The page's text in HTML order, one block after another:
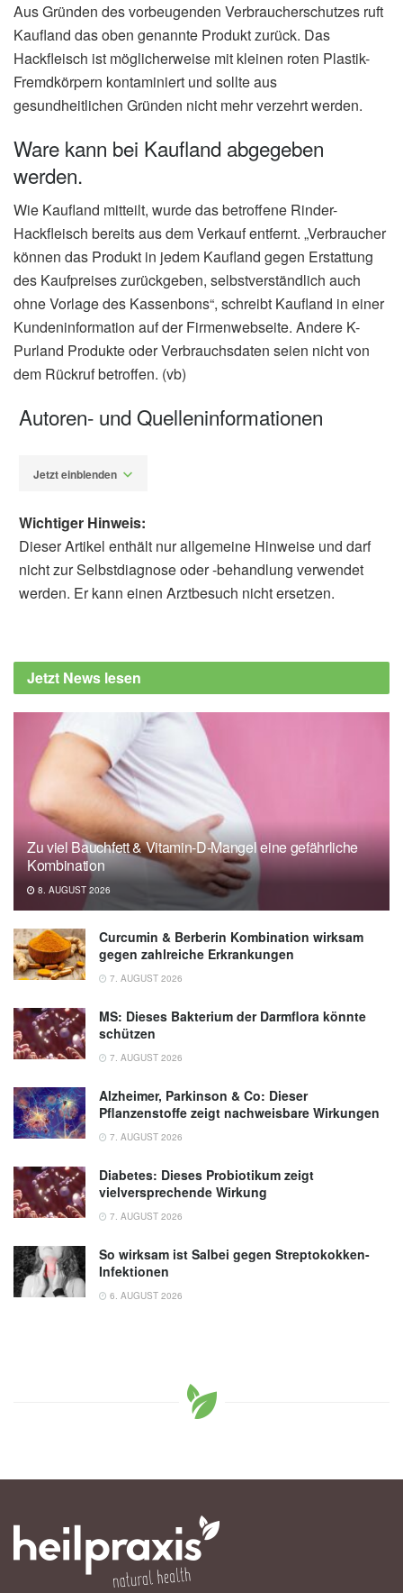
Aus Gründen des vorbeugenden Verbraucherschutzes ruft
Kaufland das oben genannte Produkt zurück. Das
Hackfleisch ist möglicherweise mit kleinen roten Plastik-
Fremdkörpern kontaminiert und sollte aus
gesundheitlichen Gründen nicht mehr verzehrt werden.
Ware kann bei Kaufland abgegeben
werden.
Wie Kaufland mitteilt, wurde das betroffene Rinder-
Hackfleisch bereits aus dem Verkauf entfernt. „Verbraucher
können das Produkt in jedem Kaufland gegen Erstattung
des Kaufpreises zurückgeben, selbstverständlich auch
ohne Vorlage des Kassenbons“, schreibt Kaufland in einer
Kundeninformation auf der Firmenwebseite. Andere K-
Purland Produkte oder Verbrauchsdaten seien nicht von
dem Rückruf betroffen. (vb)
Autoren- und Quelleninformationen
Jetzt einblenden
Hackfleisch 300 g, 500 g, 1000 g (Abruf:
29.06.2019),
Bundesamt für Verbraucherschutz und
Lebensmittelsicherheit: K-Purland Rinder-
Hackfleisch vom Simmentaler Rind (Abruf:
29.06.2019), lebensmittelwarnung.de
Wichtiger Hinweis:
Dieser Artikel enthält nur allgemeine Hinweise und darf
nicht zur Selbstdiagnose oder -behandlung verwendet
werden. Er kann einen Arztbesuch nicht ersetzen.
Jetzt News lesen
Zu viel Bauchfett & Vitamin-D-Mangel eine gefährliche
Kombination
8. AUGUST 2026
Curcumin & Berberin Kombination wirksam
gegen zahlreiche Erkrankungen
7. AUGUST 2026
MS: Dieses Bakterium der Darmflora könnte
schützen
7. AUGUST 2026
Alzheimer, Parkinson & Co: Dieser
Pflanzenstoffe zeigt nachweisbare Wirkungen
7. AUGUST 2026
Diabetes: Dieses Probiotikum zeigt
vielversprechende Wirkung
7. AUGUST 2026
So wirksam ist Salbei gegen Streptokokken-
Infektionen
6. AUGUST 2026